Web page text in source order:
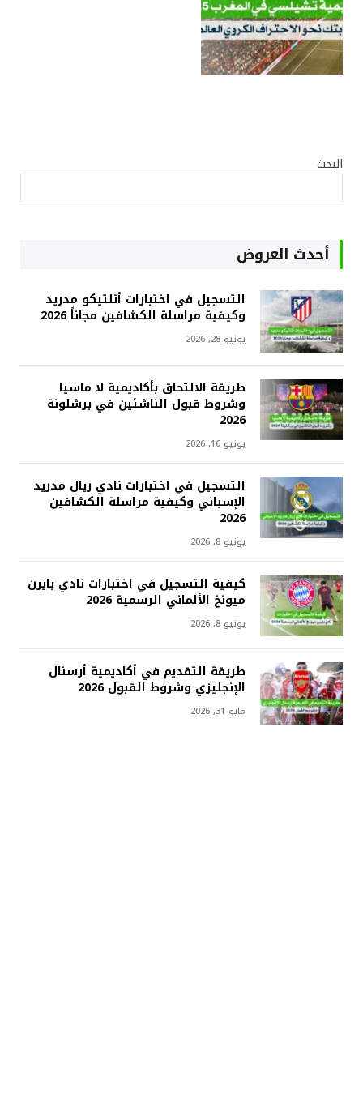
البحث
أحدث العروض
التسجيل في اختبارات أتلتيكو مدريد
وكيفية مراسلة الكشافين مجاناً 2026
يونيو 28, 2026
طريقة الالتحاق بأكاديمية لا ماسيا
وشروط قبول الناشئين في برشلونة
2026
يونيو 16, 2026
التسجيل في اختبارات نادي ريال مدريد
الإسباني وكيفية مراسلة الكشافين
2026
يونيو 8, 2026
كيفية التسجيل في اختبارات نادي بايرن
ميونخ الألماني الرسمية 2026
يونيو 8, 2026
طريقة التقديم في أكاديمية أرسنال
الإنجليزي وشروط القبول 2026
مايو 31, 2026